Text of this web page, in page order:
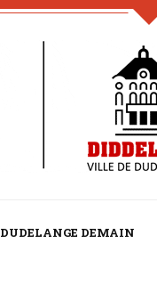
DUDELANGE DEMAIN